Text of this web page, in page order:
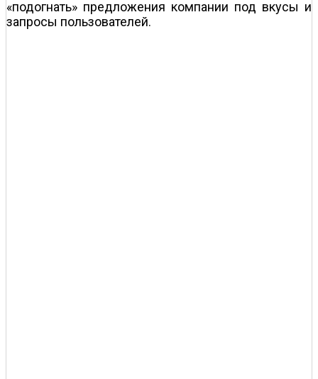
«подогнать» предложения компании под вкусы и
запросы пользователей.